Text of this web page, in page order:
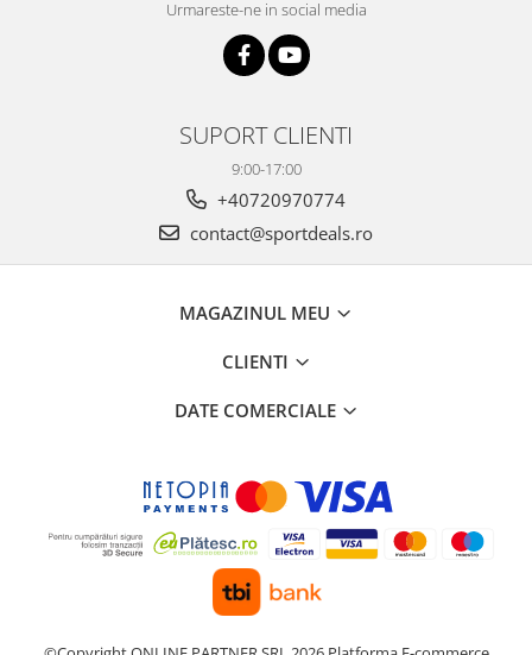
Urmareste-ne in social media
SUPORT CLIENTI
9:00-17:00
+40720970774
contact@sportdeals.ro
MAGAZINUL MEU
CLIENTI
DATE COMERCIALE